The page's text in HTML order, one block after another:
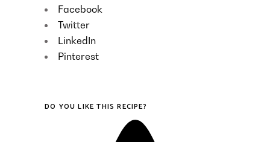
Facebook
Twitter
LinkedIn
Pinterest
DO YOU LIKE THIS RECIPE?